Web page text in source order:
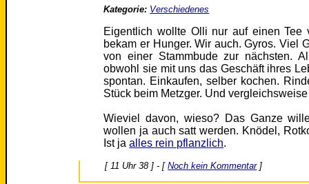
Kategorie: Verschiedenes
Eigentlich wollte Olli nur auf einen Tee
bekam er Hunger. Wir auch. Gyros. Viel
von einer Stammbude zur nächsten.
obwohl sie mit uns das Geschäft ihres
spontan. Einkaufen, selber kochen.
Stück beim Metzger. Und
Wieviel davon, wieso? Das Ganze
wollen ja auch satt werden. Knödel,
Ist jaalles rein pflanzlich.
[ 11 Uhr 38 ] - [Noch kein Kommentar]